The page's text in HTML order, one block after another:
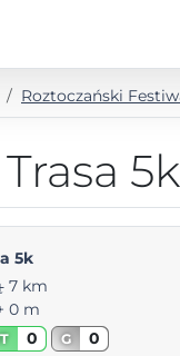
Roztoczański
5k
5k
7 km
0 m
0 G 0